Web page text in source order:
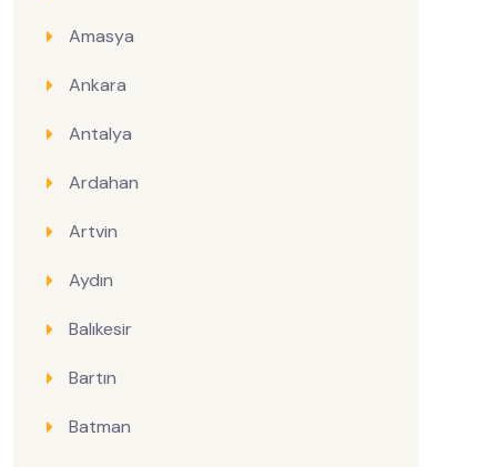
Amasya
Ankara
Antalya
Ardahan
Artvin
Aydın
Balıkesir
Bartın
Batman